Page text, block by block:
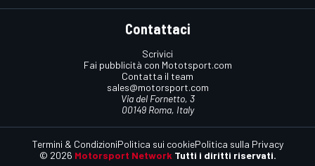
Contattaci
Scrivici
Fai pubblicità con Mototsport.com
Contatta il team
sales@motorsport.com
Via del Fornetto, 3
00149 Roma, Italy
© 2026 Motorsport Network Tutti i diritti riservati.
Termini & CondizioniPolitica sui cookiePolitica sulla Privacy